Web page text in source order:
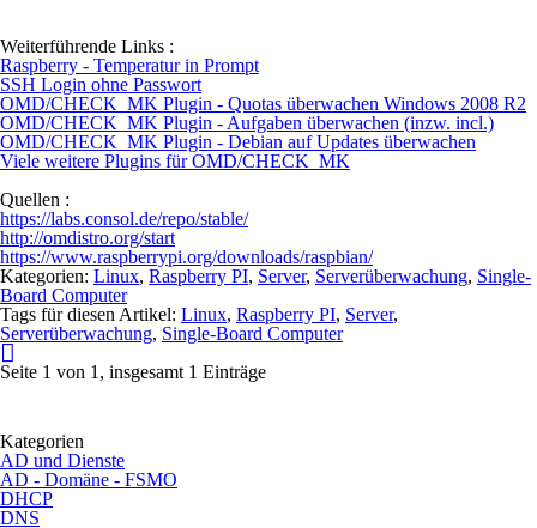
Weiterführende Links :
Raspberry - Temperatur in Prompt
SSH Login ohne Passwort
OMD/CHECK_MK Plugin - Quotas überwachen Windows 2008 R2
OMD/CHECK_MK Plugin - Aufgaben überwachen (inzw. incl.)
OMD/CHECK_MK Plugin - Debian auf Updates überwachen
Viele weitere Plugins für OMD/CHECK_MK
Quellen :
https://labs.consol.de/repo/stable/
http://omdistro.org/start
https://www.raspberrypi.org/downloads/raspbian/
Kategorien: Linux, Raspberry PI, Server, Serverüberwachung, Single-
Board Computer
Tags für diesen Artikel: Linux, Raspberry PI, Server,
Serverüberwachung, Single-Board Computer
Seite 1 von 1, insgesamt 1 Einträge
Kategorien
AD und Dienste
AD - Domäne - FSMO
DHCP
DNS